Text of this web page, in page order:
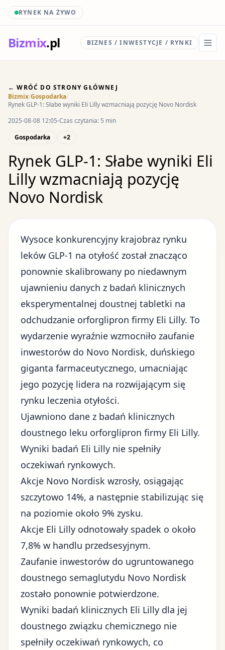
RYNEK NA ŻYWO
Bizmix.pl BIZNES / INWESTYCJE / RYNKI
← WRÓĆ DO STRONY GŁÓWNEJ
Bizmix/Gospodarka/
Rynek GLP-1: Słabe wyniki Eli Lilly wzmacniają pozycję Novo Nordisk
2025-08-08 12:05 Czas czytania: 5 min
Gospodarka
+2
Rynek GLP-1: Słabe wyniki Eli
Lilly wzmacniają pozycję
Novo Nordisk
Wysoce konkurencyjny krajobraz rynku
leków GLP-1 na otyłość został znacząco
ponownie skalibrowany po niedawnym
ujawnieniu danych z badań klinicznych
eksperymentalnej doustnej tabletki na
odchudzanie orforglipron firmy Eli Lilly. To
wydarzenie wyraźnie wzmocniło zaufanie
inwestorów do Novo Nordisk, duńskiego
giganta farmaceutycznego, umacniając
jego pozycję lidera na rozwijającym się
rynku leczenia otyłości.
Ujawniono dane z badań klinicznych
doustnego leku orforglipron firmy Eli Lilly.
Wyniki badań Eli Lilly nie spełniły
oczekiwań rynkowych.
Akcje Novo Nordisk wzrosły, osiągając
szczytowo 14%, a następnie stabilizując się
na poziomie około 9% zysku.
Akcje Eli Lilly odnotowały spadek o około
7,8% w handlu przedsesyjnym.
Zaufanie inwestorów do ugruntowanego
doustnego semaglutydu Novo Nordisk
zostało ponownie potwierdzone.
Wyniki badań klinicznych Eli Lilly dla jej
doustnego związku chemicznego nie
spełniły oczekiwań rynkowych, co